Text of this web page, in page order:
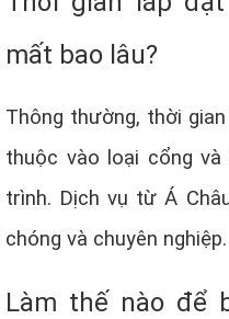
mất bao lâu?
Thông thường, thời
thuộc vào loại cổng
trình. Dịch vụ từ Á
chóng và chuyên nghiệp.
Làm thế nào để